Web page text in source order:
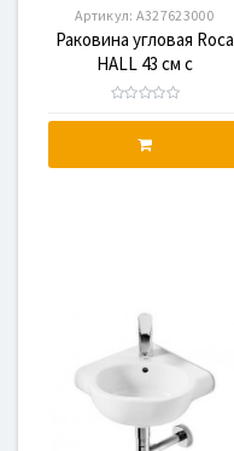
Артикул: A327623000
Раковина угловая Roca
HALL 43 см с
отверстием под